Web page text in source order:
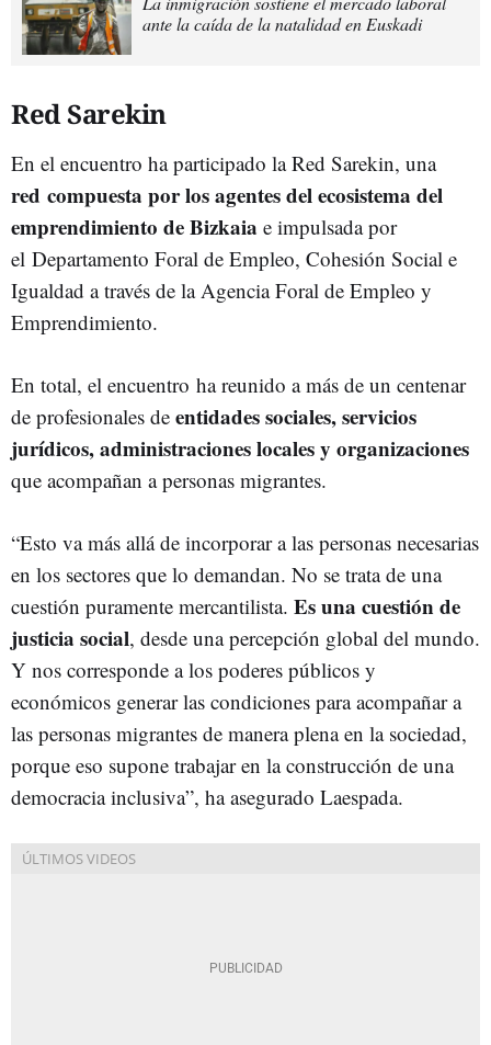
ante la caída de la natalidad en Euskadi
Red Sarekin
En el encuentro ha participado la Red Sarekin, una
red compuesta por los agentes del ecosistema del
emprendimiento de Bizkaia e impulsada por
el Departamento Foral de Empleo, Cohesión Social e
Igualdad a través de la Agencia Foral de Empleo y
Emprendimiento.
En total, el encuentro ha reunido a más de un centenar
de profesionales de entidades sociales, servicios
jurídicos, administraciones locales y organizaciones
que acompañan a personas migrantes.
“Esto va más allá de incorporar a las personas necesarias
en los sectores que lo demandan. No se trata de una
cuestión puramente mercantilista. Es una cuestión de
justicia social, desde una percepción global del mundo.
Y nos corresponde a los poderes públicos y
económicos generar las condiciones para acompañar a
las personas migrantes de manera plena en la sociedad,
porque eso supone trabajar en la construcción de una
democracia inclusiva”, ha asegurado Laespada.